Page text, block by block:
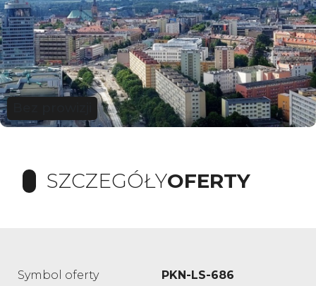
SZCZEGÓŁYOFERTY
Symbol oferty
PKN-LS-686